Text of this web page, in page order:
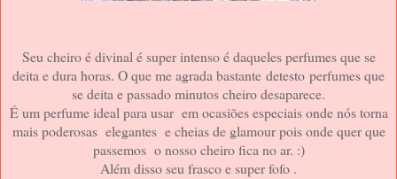
Seu cheiro é divinal é super intenso é daqueles perfumes que se
deita e dura horas. O que me agrada bastante detesto perfumes que
se deita e passado minutos cheiro desaparece.
É um perfume ideal para usar em ocasiões especiais onde nós torna
mais poderosas elegantes e cheias de glamour pois onde quer que
passemos o nosso cheiro fica no ar. :)
Além disso seu frasco e super fofo .